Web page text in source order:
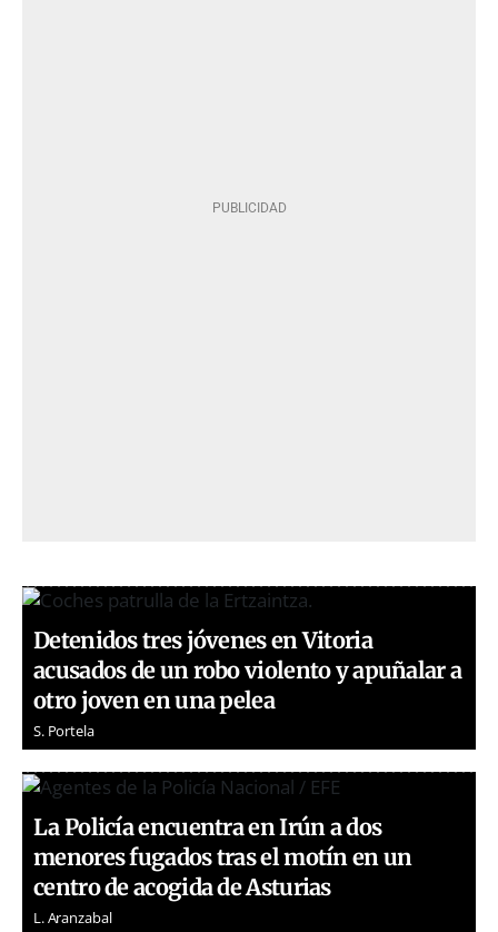
Detenidos tres jóvenes en Vitoria
acusados de un robo violento y apuñalar a
otro joven en una pelea
S. Portela
La Policía encuentra en Irún a dos
menores fugados tras el motín en un
centro de acogida de Asturias
L. Aranzabal